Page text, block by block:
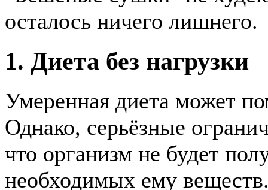
осталось ничего лишнего.
1. Диета без нагрузки
Умеренная диета может
Однако, серьёзные
что организм не будет
необходимых ему